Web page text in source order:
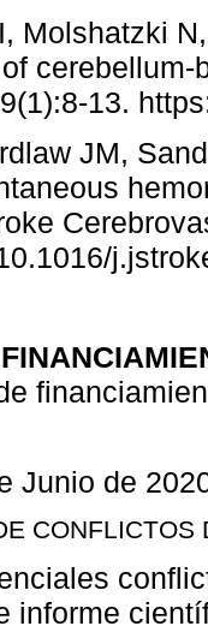
Molshatzki
13.
JM,
Junio de
CONFLICTOS
informe